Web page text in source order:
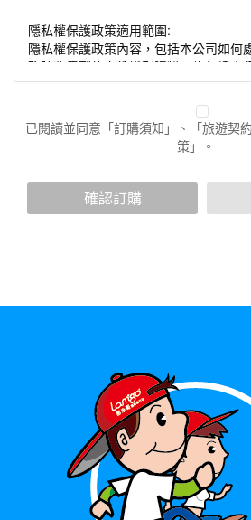
隱私權保護政策適用範圍:
隱私權保護政策內容，包括本公司如何
務時收集到的身份識別資料，也包括本
作與本公司合作時分享的任何身份識別
不適用於本公司以外的公司或網站群，
人員。例如您透過本公司旗下網站上的
放連結的廠商也可能蒐集您個人的資料
人資訊，這些廣告廠商或連結網站有其
您個人在本網站上的聊天室或討論區中
為，在非經加密的保護下，亦不適用於
個人的資料，其範圍如下：
設備的 IP 位址、使用時間、使用的瀏
錄等，做為我們增進網站服務的參考依
用，決不對外公布。
為提供精確的服務，我們會將收集的問
分析，分析結果之統計數據或說明文字
外，我們會視需要公佈統計數據及說明
人之資料。
除非取得您的同意或其他法令之特別規
已閱讀並同意「訂購須知」、「旅遊契
策」。
確認訂購